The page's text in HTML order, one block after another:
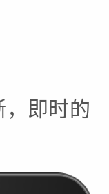
即时的